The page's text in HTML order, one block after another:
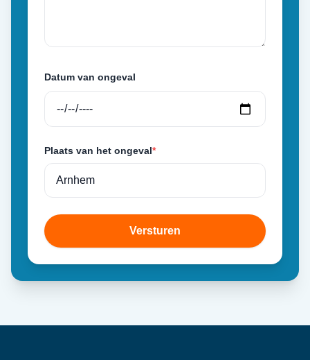
Datum van ongeval
Plaats van het ongeval*
Versturen